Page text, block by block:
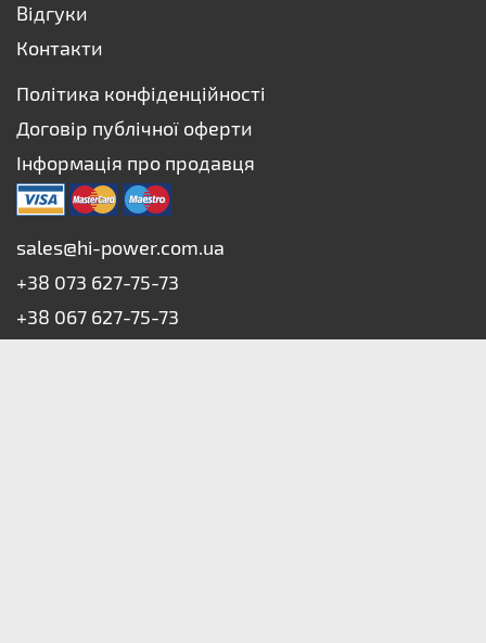
Відгуки
Контакти
Політика конфіденційності
Договір публічної оферти
Інформація про продавця
sales@hi-power.com.ua
+38 073 627-75-73
+38 067 627-75-73